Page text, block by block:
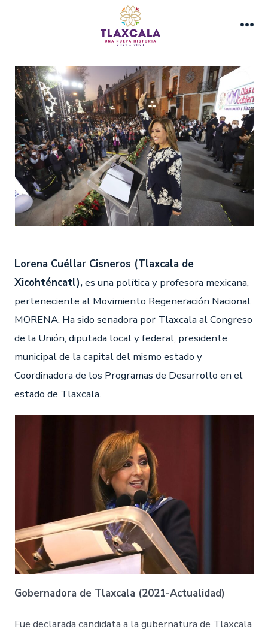
Lorena Cuéllar Cisneros (Tlaxcala de
Xicohténcatl),es una política y profesora mexicana,
perteneciente al Movimiento Regeneración Nacional
MORENA. Ha sido senadora por Tlaxcala al Congreso
de la Unión, diputada local y federal, presidente
municipal de la capital del mismo estado y
Coordinadora de los Programas de Desarrollo en el
estado de Tlaxcala.
Gobernadora de Tlaxcala (2021-Actualidad)
Fue declarada candidata a la gubernatura de Tlaxcala